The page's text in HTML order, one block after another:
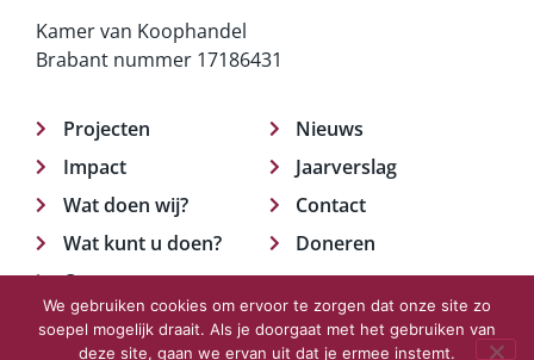
Kamer van Koophandel
Brabant nummer 17186431
Projecten
Impact
Wat doen wij?
Wat kunt u doen?
Over ons
Nieuws
Jaarverslag
Contact
Doneren
We gebruiken cookies om ervoor te zorgen dat onze site zo
soepel mogelijk draait. Als je doorgaat met het gebruiken van
deze site, gaan we ervan uit dat je ermee instemt.